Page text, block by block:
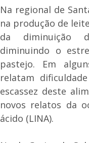
Na regional de
na produção de
da diminuição
diminuindo o
pastejo. Em
relatam
escassez deste
novos relatos da
ácido (LINA).